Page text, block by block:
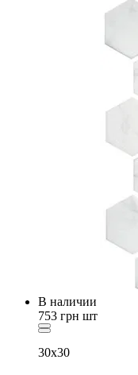
В наличии
753 грн шт
30x30